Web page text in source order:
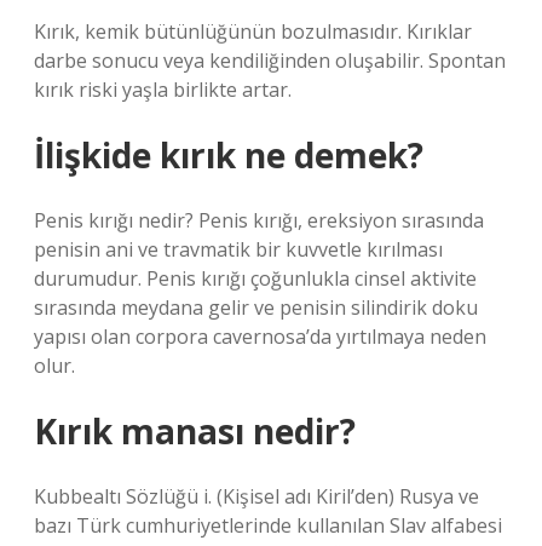
Kırık, kemik bütünlüğünün bozulmasıdır. Kırıklar
darbe sonucu veya kendiliğinden oluşabilir. Spontan
kırık riski yaşla birlikte artar.
İlişkide kırık ne demek?
Penis kırığı nedir? Penis kırığı, ereksiyon sırasında
penisin ani ve travmatik bir kuvvetle kırılması
durumudur. Penis kırığı çoğunlukla cinsel aktivite
sırasında meydana gelir ve penisin silindirik doku
yapısı olan corpora cavernosa’da yırtılmaya neden
olur.
Kırık manası nedir?
Kubbealtı Sözlüğü i. (Kişisel adı Kiril’den) Rusya ve
bazı Türk cumhuriyetlerinde kullanılan Slav alfabesi